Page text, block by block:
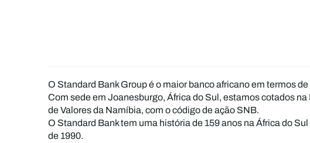
O Standard Bank Group é o maior banco africano em termos
Com sede em Joanesburgo, África do Sul, estamos cotados
de Valores da Namíbia, com o código de ação SNB.
O Standard Bank tem uma história de 159 anos na África do
de 1990.